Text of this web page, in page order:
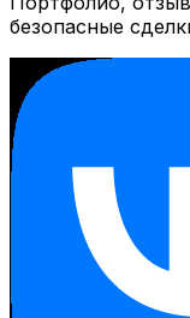
безопасные